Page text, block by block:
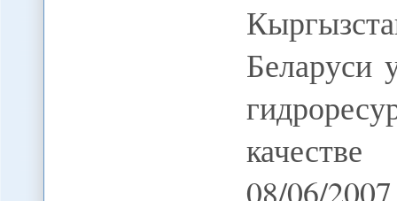
Беларуси
08/06/